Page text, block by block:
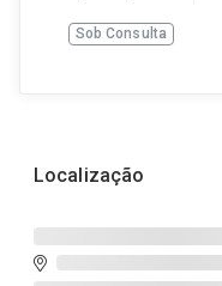
Sob Consulta
Localização